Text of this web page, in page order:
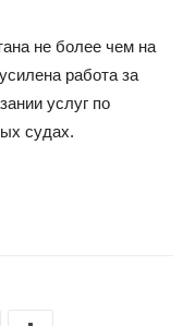
не более чем на
работа за
услуг по
судах.